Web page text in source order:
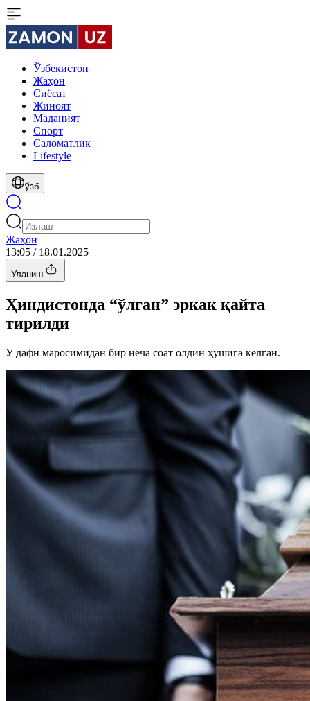
Ўзбекистон
Жаҳон
Сиёсат
Жиноят
Маданият
Спорт
Cаломатлик
Lifestyle
ўзб
Жаҳон
13:05 / 18.01.2025
Уланиш
Ҳиндистонда “ўлган” эркак қайта
тирилди
У дафн маросимидан бир неча соат олдин ҳушига келган.